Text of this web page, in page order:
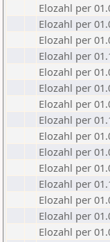
Elozahl per
Elozahl per
Elozahl per
Elozahl per
Elozahl per
Elozahl per
Elozahl per
Elozahl per
Elozahl per
Elozahl per
Elozahl per
Elozahl per
Elozahl per
Elozahl per
Elozahl per